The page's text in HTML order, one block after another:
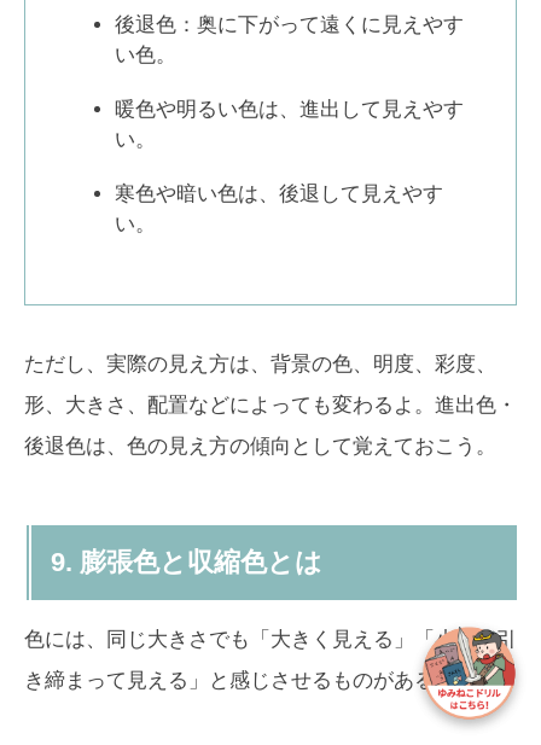
後退色：奥に下がって遠くに見えやす
い色。
暖色や明るい色は、進出して見えやす
い。
寒色や暗い色は、後退して見えやす
い。
ただし、実際の見え方は、背景の色、明度、彩度、
形、大きさ、配置などによっても変わるよ。進出色・
後退色は、色の見え方の傾向として覚えておこう。
9. 膨張色と収縮色とは
色には、同じ大きさでも「大きく見える」「小さく引
き締まって見える」と感じさせるものがあるよ。